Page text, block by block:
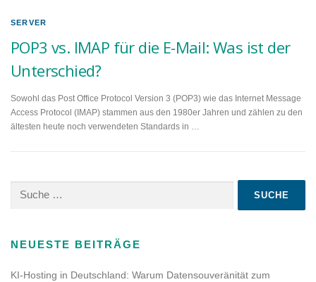
SERVER
POP3 vs. IMAP für die E-Mail: Was ist der
Unterschied?
Sowohl das Post Office Protocol Version 3 (POP3) wie das Internet Message
Access Protocol (IMAP) stammen aus den 1980er Jahren und zählen zu den
ältesten heute noch verwendeten Standards in …
nach:
NEUESTE BEITRÄGE
KI-Hosting in Deutschland: Warum Datensouveränität zum